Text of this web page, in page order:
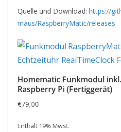
Quelle und Download: https://
maus/RaspberryMatic/releases
Homematic Funkmodul
Raspberry Pi (Fertiggerät)
€79,00
Enthält 19% Mwst.